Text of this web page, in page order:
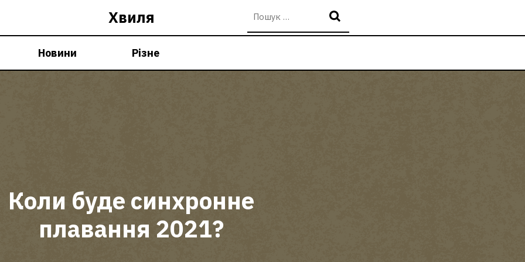
Хвиля
Новини Різне
Коли буде синхронне
плавання 2021?